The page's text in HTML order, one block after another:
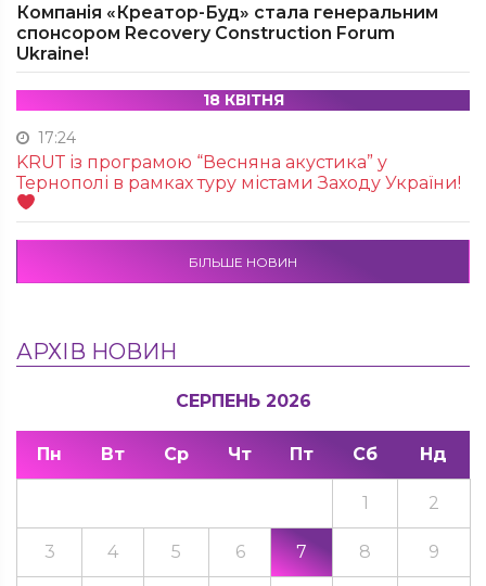
Компанія «Креатор-Буд» стала генеральним
спонсором Recovery Construction Forum
Ukraine!
18 КВІТНЯ
17:24
KRUТ із програмою “Весняна акустика” у
Тернополі в рамках туру містами Заходу України!
БІЛЬШЕ НОВИН
АРХІВ НОВИН
СЕРПЕНЬ 2026
Пн Вт Ср Чт Пт Сб Нд
1 2
3 4 5 6 7 8 9